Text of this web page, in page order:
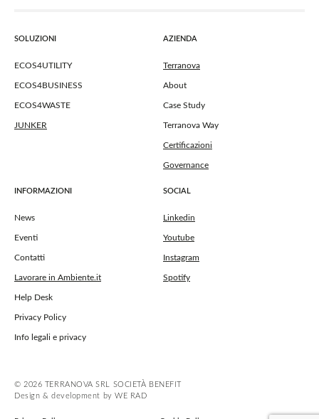
SOLUZIONI
ECOS4UTILITY
ECOS4BUSINESS
ECOS4WASTE
JUNKER
AZIENDA
Terranova
About
Case Study
Terranova Way
Certificazioni
Governance
INFORMAZIONI
News
Eventi
Contatti
Lavorare in Ambiente.it
Help Desk
Privacy Policy
Info legali e privacy
SOCIAL
Linkedin
Youtube
Instagram
Spotify
© 2026 TERRANOVA SRL SOCIETÀ BENEFIT
Design & development by WE RAD